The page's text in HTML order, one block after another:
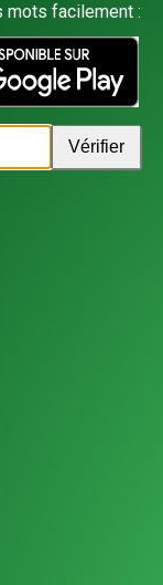
mots facilement :